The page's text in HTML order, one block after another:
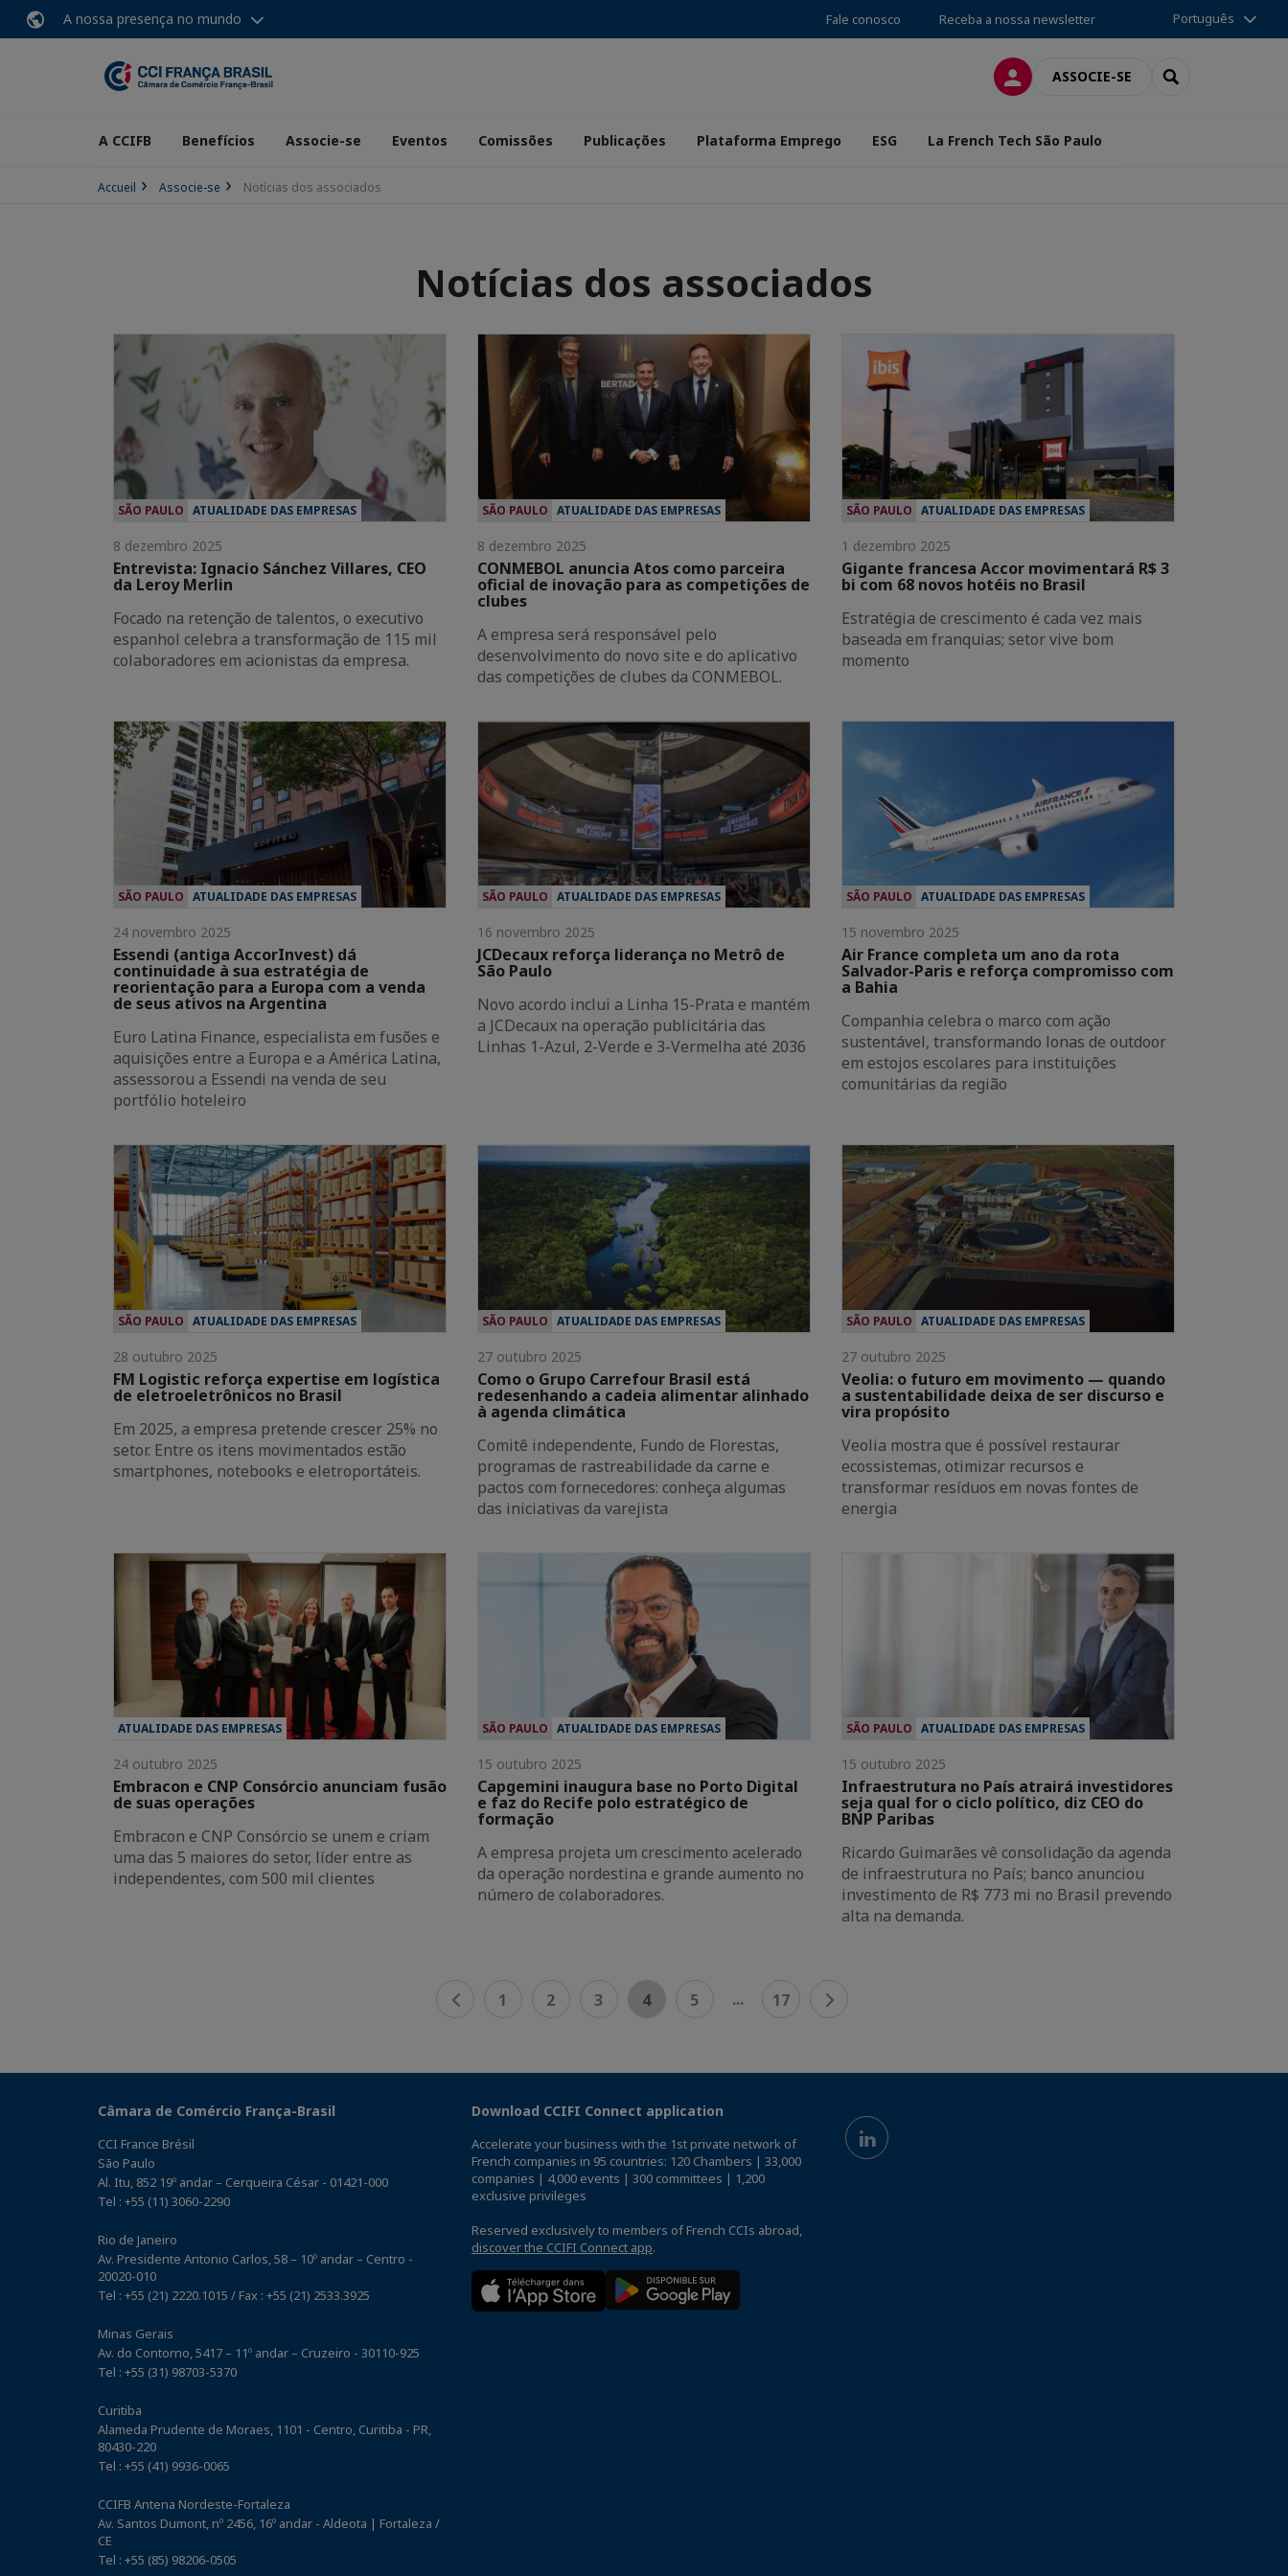
A nossa presença no mundo Fale conosco Receba a nossa newsletter Português
CONEXÃOASSOCIE-SE SEARCH
A CCIFB Benefícios Associe-se Eventos Comissões Publicações Plataforma Emprego ESG La French Tech São Paulo
Accueil Associe-se Notícias dos associados
Notícias dos associados
SÃO PAULO ATUALIDADE DAS EMPRESAS
8 dezembro 2025
Entrevista: Ignacio Sánchez Villares, CEO
da Leroy Merlin
Focado na retenção de talentos, o executivo
espanhol celebra a transformação de 115 mil
colaboradores em acionistas da empresa.
SÃO PAULO ATUALIDADE DAS EMPRESAS
8 dezembro 2025
CONMEBOL anuncia Atos como parceira
oficial de inovação para as competições de
clubes
A empresa será responsável pelo
desenvolvimento do novo site e do aplicativo
das competições de clubes da CONMEBOL.
SÃO PAULO ATUALIDADE DAS EMPRESAS
1 dezembro 2025
Gigante francesa Accor movimentará R$ 3
bi com 68 novos hotéis no Brasil
Estratégia de crescimento é cada vez mais
baseada em franquias; setor vive bom
momento
SÃO PAULO ATUALIDADE DAS EMPRESAS
24 novembro 2025
Essendi (antiga AccorInvest) dá
continuidade à sua estratégia de
reorientação para a Europa com a venda
de seus ativos na Argentina
Euro Latina Finance, especialista em fusões e
aquisições entre a Europa e a América Latina,
assessorou a Essendi na venda de seu
portfólio hoteleiro
SÃO PAULO ATUALIDADE DAS EMPRESAS
16 novembro 2025
JCDecaux reforça liderança no Metrô de
São Paulo
Novo acordo inclui a Linha 15-Prata e mantém
a JCDecaux na operação publicitária das
Linhas 1-Azul, 2-Verde e 3-Vermelha até 2036
SÃO PAULO ATUALIDADE DAS EMPRESAS
15 novembro 2025
Air France completa um ano da rota
Salvador-Paris e reforça compromisso com
a Bahia
Companhia celebra o marco com ação
sustentável, transformando lonas de outdoor
em estojos escolares para instituições
comunitárias da região
SÃO PAULO ATUALIDADE DAS EMPRESAS
28 outubro 2025
FM Logistic reforça expertise em logística
de eletroeletrônicos no Brasil
Em 2025, a empresa pretende crescer 25% no
setor. Entre os itens movimentados estão
smartphones, notebooks e eletroportáteis.
SÃO PAULO ATUALIDADE DAS EMPRESAS
27 outubro 2025
Como o Grupo Carrefour Brasil está
redesenhando a cadeia alimentar alinhado
à agenda climática
Comitê independente, Fundo de Florestas,
programas de rastreabilidade da carne e
pactos com fornecedores: conheça algumas
das iniciativas da varejista
SÃO PAULO ATUALIDADE DAS EMPRESAS
27 outubro 2025
Veolia: o futuro em movimento — quando
a sustentabilidade deixa de ser discurso e
vira propósito
Veolia mostra que é possível restaurar
ecossistemas, otimizar recursos e
transformar resíduos em novas fontes de
energia
ATUALIDADE DAS EMPRESAS
24 outubro 2025
Embracon e CNP Consórcio anunciam fusão
de suas operações
Embracon e CNP Consórcio se unem e criam
uma das 5 maiores do setor, líder entre as
independentes, com 500 mil clientes
SÃO PAULO ATUALIDADE DAS EMPRESAS
15 outubro 2025
Capgemini inaugura base no Porto Digital
e faz do Recife polo estratégico de
formação
A empresa projeta um crescimento acelerado
da operação nordestina e grande aumento no
número de colaboradores.
SÃO PAULO ATUALIDADE DAS EMPRESAS
15 outubro 2025
Infraestrutura no País atrairá investidores
seja qual for o ciclo político, diz CEO do
BNP Paribas
Ricardo Guimarães vê consolidação da agenda
de infraestrutura no País; banco anunciou
investimento de R$ 773 mi no Brasil prevendo
alta na demanda.
1 2 3 4 5 ... 17
Câmara de Comércio França-Brasil
CCI France Brésil
São Paulo
Al. Itu, 852 19º andar – Cerqueira César - 01421-000
Tel : +55 (11) 3060-2290
Rio de Janeiro
Av. Presidente Antonio Carlos, 58 – 10º andar – Centro -
20020-010
Tel : +55 (21) 2220.1015 / Fax : +55 (21) 2533.3925
Minas Gerais
Av. do Contorno, 5417 – 11º andar – Cruzeiro - 30110-925
Tel : +55 (31) 98703-5370
Curitiba
Alameda Prudente de Moraes, 1101 - Centro, Curitiba - PR,
80430-220
Tel : +55 (41) 9936-0065
CCIFB Antena Nordeste-Fortaleza
Av. Santos Dumont, nº 2456, 16º andar - Aldeota | Fortaleza /
CE
Tel : +55 (85) 98206-0505
Download CCIFI Connect application
Accelerate your business with the 1st private network of
French companies in 95 countries: 120 Chambers | 33,000
companies | 4,000 events | 300 committees | 1,200
exclusive privileges
Reserved exclusively to members of French CCIs abroad,
discover the CCIFI Connect app.